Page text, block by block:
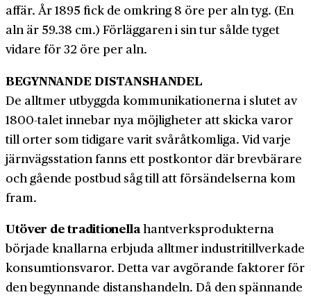
affär. År 1895 fick de omkring 8 öre per aln tyg. (En
aln är 59.38 cm.) Förläggaren i sin tur sålde tyget
vidare för 32 öre per aln.
BEGYNNANDE DISTANSHANDEL
De alltmer utbyggda kommunikationerna i slutet av
1800-talet innebar nya möjligheter att skicka varor
till orter som tidigare varit svår­åt­komliga. Vid varje
järn­vägs­station fanns ett post­kontor där brev­bärare
och gående post­bud såg till att för­sändelserna kom
fram.
Utöver de traditionellahant­verks­produkterna
började knallarna erbjuda alltmer industri­till­verkade
konsumtions­varor. Detta var avgörande faktorer för
den begynnande distans­handeln. Då den spännande